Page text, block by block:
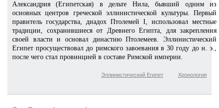
Александрия (Египетская) в дельте Нила, бывший одним из
основных центров греческой эллинистической культуры. Первый
правитель государства, диадох Птолемей I, использовал местные
традиции, сохранившиеся от Древнего Египта, для закрепления
своей власти и основал династию Птолемеев. Эллинистический
Египет просуществовал до римского завоевания в 30 году до н. э.,
после чего стал провинцией в составе Римской империи.
Хронология
Эллинистический Египет